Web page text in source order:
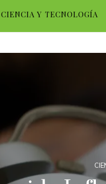
CIENCIA Y TECNOLOGÍA